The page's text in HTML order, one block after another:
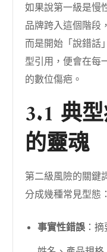
如果說第一級是慢
品牌跨入這個階段
而是開始「說錯話
型引用，便會在每
的數位傷疤。
3.1 典
的靈魂
第二級風險的關鍵
分成幾種常見型態：
事實性錯誤 ：